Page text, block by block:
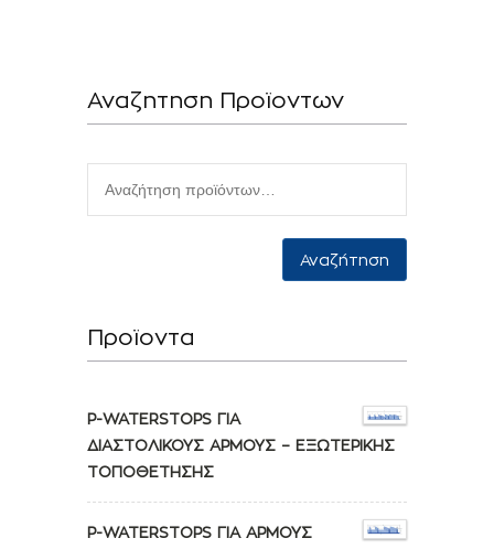
Αναζητηση Προϊοντων
Αναζήτηση
Προϊοντα
P-WATERSTOPS ΓΙΑ
ΔΙΑΣΤΟΛΙΚΟΥΣ ΑΡΜΟΥΣ – ΕΞΩΤΕΡΙΚΗΣ
ΤΟΠΟΘΕΤΗΣΗΣ
P-WATERSTOPS ΓΙΑ ΑΡΜΟΥΣ